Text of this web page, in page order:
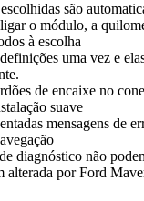
são
o módulo, a
à escolha
uma vez e
de encaixe no
suave
mensagens de
diagnóstico não
alterada por Ford